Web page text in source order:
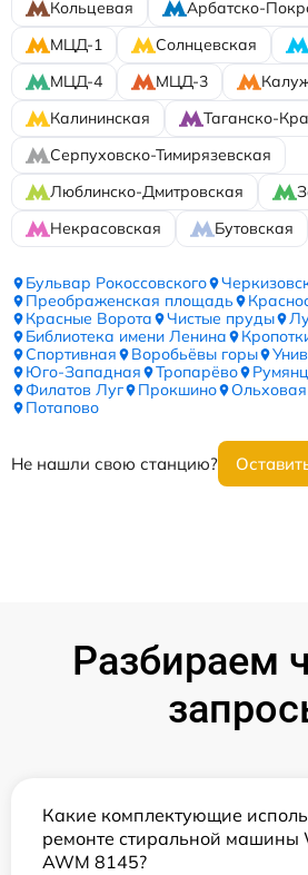
Кольцевая Арбатско-
МЦД-1
Солнцевская
МЦД-4
МЦД-3
Калининская
Таганско-
Серпуховско-Тимирязевская
Люблинско-Дмитровская
Некрасовская
Бутовская
Бульвар Рокоссовского
Преображенская площадь
Красные Ворота
Чистые пруды
Библиотека имени Ленина
Спортивная
Воробьёвы горы
Юго-Западная
Тропарёво
Филатов Луг
Прокшино Ольховая
Потапово
Не нашли свою станцию?
Разбираем
Какие комплектующие
ремонте стиральной машины
AWM 8145?